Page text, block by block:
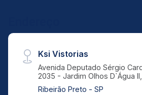
Ksi Vistorias
Avenida Deputado Sérgio
2035 - Jardim Olhos D`Água II,
Ribeirão Preto - SP